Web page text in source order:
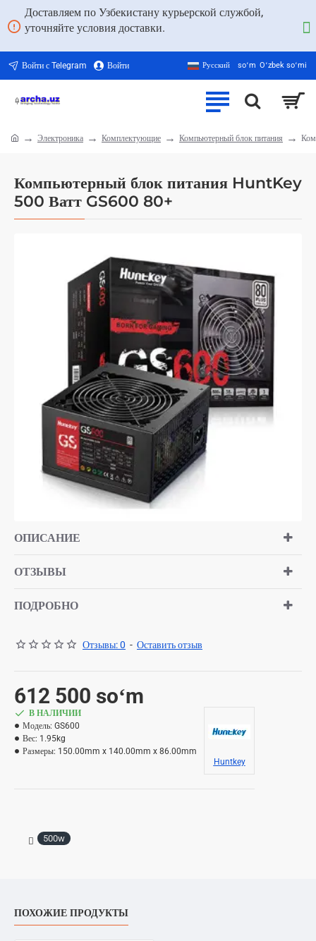
Доставляем по Узбекистану курьерской службой,
уточняйте условия доставки.
Войти с Telegram Войти Русский soʻm Oʻzbek soʻmi
Компьютерный блок питания HuntKey
500 Ватт GS600 80+
Электроника Комплектующие Компьютерный блок питания
ОПИСАНИЕ
ОТЗЫВЫ
ПОДРОБНО
Отзывы: 0 - Оставить отзыв
612 500 soʻm
В НАЛИЧИИ
Модель: GS600
Вес: 1.95kg
Размеры: 150.00mm x 140.00mm x 86.00mm
Huntkey
500w
ПОХОЖИЕ ПРОДУКТЫ